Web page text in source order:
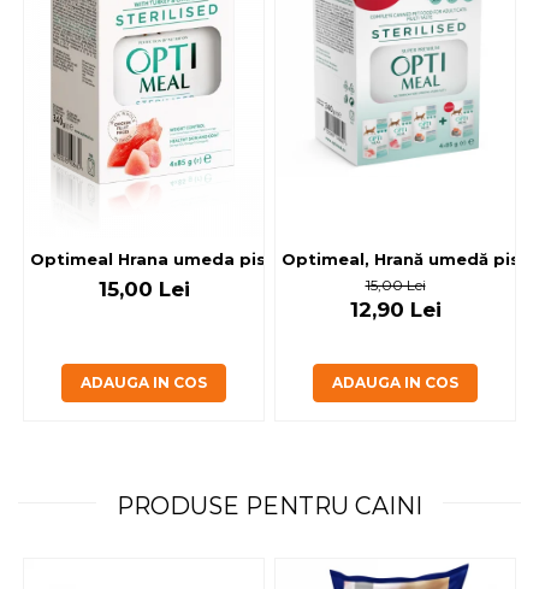
Optimeal Hrana umeda pisici
15,00 Lei
ADAUGA IN COS
Optimeal, Hrană umedă
15,00 Lei
12,90 Lei
ADAUGA IN COS
PRODUSE PENTRU CAINI